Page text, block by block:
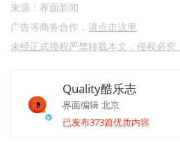
来源：界面新闻
广告等商务合作， 请点击这里
未经正式授权严禁转载本文，侵权必究。
Quality酷乐志
界面编辑 北京
已发布373篇优质内容